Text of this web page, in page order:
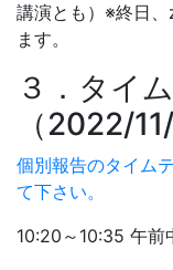
講演とも）※終日
ます。
３．タイ
（2022/
個別報告のタイム
て下さい。
10:20～10:35 午前